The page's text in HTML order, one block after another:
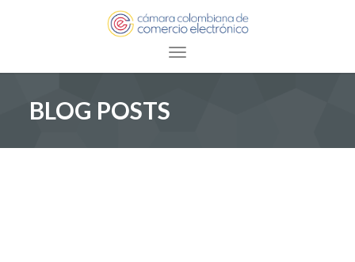
Toggle navigation
BLOG POSTS